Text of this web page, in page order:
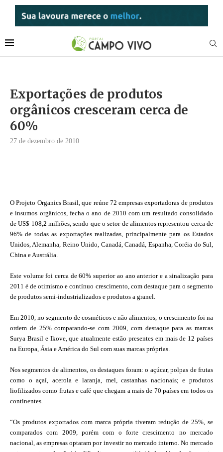
Exportações de produtos
orgânicos cresceram cerca de
60%
27 de dezembro de 2010
O Projeto Organics Brasil, que reúne 72 empresas exportadoras de produtos
e insumos orgânicos, fecha o ano de 2010 com um resultado consolidado
de US$ 108,2 milhões, sendo que o setor de alimentos representou cerca de
96% de todas as exportações realizadas, principalmente para os Estados
Unidos, Alemanha, Reino Unido, Canadá, Canadá, Espanha, Coréia do Sul,
China e Austrália.
Este volume foi cerca de 60% superior ao ano anterior e a sinalização para
2011 é de otimismo e contínuo crescimento, com destaque para o segmento
de produtos semi-industrializados e produtos a granel.
Em 2010, no segmento de cosméticos e não alimentos, o crescimento foi na
ordem de 25% comparando-se com 2009, com destaque para as marcas
Surya Brasil e Ikove, que atualmente estão presentes em mais de 12 países
na Europa, Ásia e América do Sul com suas marcas próprias.
Nos segmentos de alimentos, os destaques foram: o açúcar, polpas de frutas
como o açaí, acerola e laranja, mel, castanhas nacionais; e produtos
liofilizados como frutas e café que chegam a mais de 70 países em todos os
continentes.
“Os produtos exportados com marca própria tiveram redução de 25%, se
comparados com 2009, porém com o forte crescimento no mercado
nacional, as empresas optaram por investir no mercado interno. No mercado